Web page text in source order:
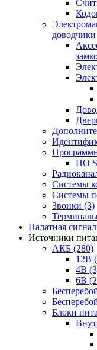
доводчики
ПО
Системы
Системы
Звонки (3)
Палатная
Источники
АКБ (280)
12В
4В
6В
Блоки